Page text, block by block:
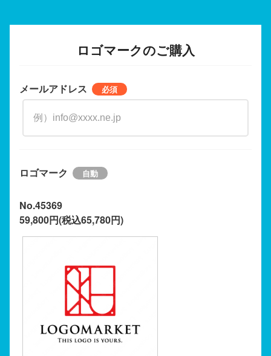
ロゴマークのご購入
メールアドレス
ロゴマーク
No.45369
59,800円(税込65,780円)